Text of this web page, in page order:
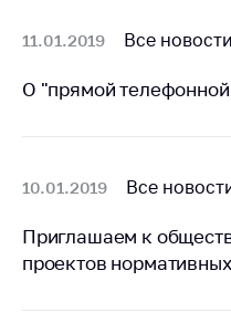
Общественное
проектов
Упрощение
Рекомендации
предотвращению
11.01.2019 Все новости
О "прямой
10.01.2019 Все
Приглашаем к
проектов